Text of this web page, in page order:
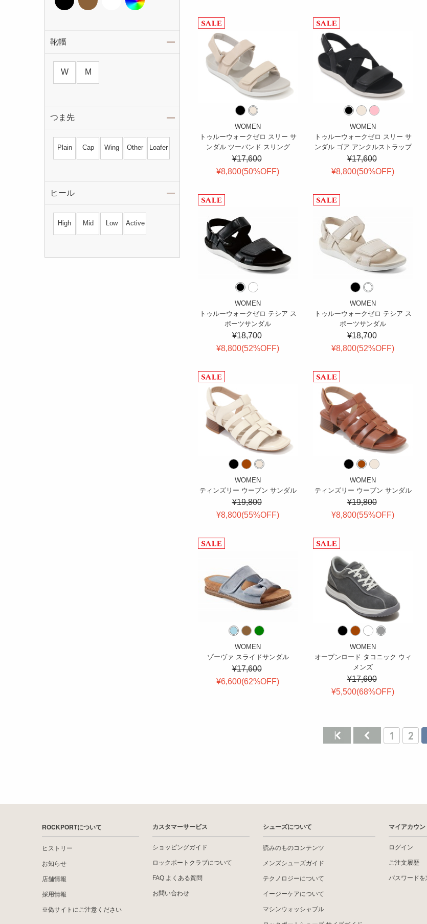
靴幅
W M
つま先
Plain Cap Wing Other Loafer
ヒール
High Mid Low Active
WOMEN
トゥルーウォークゼロ スリー サ
ンダル ツーバンド スリング
¥17,600
¥8,800(50%OFF)
WOMEN
トゥルーウォークゼロ スリー サ
ンダル ゴア アンクルストラップ
¥17,600
¥8,800(50%OFF)
WOMEN
トゥルーウォークゼロ テシア ス
ポーツサンダル
¥18,700
¥8,800(52%OFF)
WOMEN
トゥルーウォークゼロ テシア ス
ポーツサンダル
¥18,700
¥8,800(52%OFF)
WOMEN
ティンズリー ウーブン サンダル
¥19,800
¥8,800(55%OFF)
WOMEN
ティンズリー ウーブン サンダル
¥19,800
¥8,800(55%OFF)
WOMEN
ゾーヴァ スライドサンダル
¥17,600
¥6,600(62%OFF)
WOMEN
オープンロード タコニック ウィ
メンズ
¥17,600
¥5,500(68%OFF)
ROCKPORTについて
ヒストリー
お知らせ
店舗情報
採用情報
※偽サイトにご注意ください
カスタマーサービス
ショッピングガイド
ロックポートクラブについて
FAQ よくある質問
お問い合わせ
シューズについて
読みのものコンテンツ
メンズシューズガイド
テクノロジーについて
イージーケアについて
マシンウォッシャブル
マイアカウン
ログイン
ご注文履歴
パスワード